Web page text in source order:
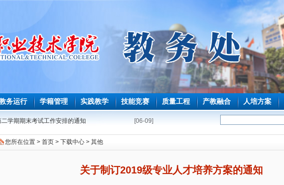
务运行 学籍管理 实践教学 技能竞赛 质量工程 产教融合 人培方案
[06-09]
学期期末考试工作安排的通知
[05-08]
必修课程重修教学与考试安排表
[04-22]
测试安排表
补学分教学与考试安排表
[04-02]
必修课、选修课程补学分报考的通知
您所在位置 > 首页 > 下载中心 > 其他
关于制订2019级专业人才培养方案的通知